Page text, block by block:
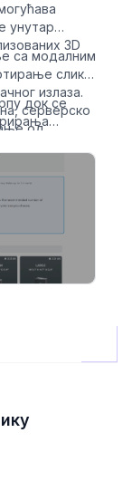
унутар
3D
са модалним
слике
излаза.
серверско
од
док се
мобилне